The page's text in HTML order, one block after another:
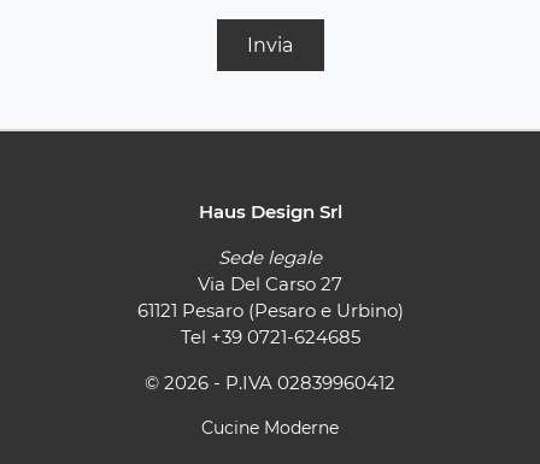
Invia
Haus Design Srl
Sede legale
Via Del Carso 27
61121 Pesaro (Pesaro e Urbino)
Tel +39 0721-624685
© 2026 - P.IVA 02839960412
Cucine Moderne